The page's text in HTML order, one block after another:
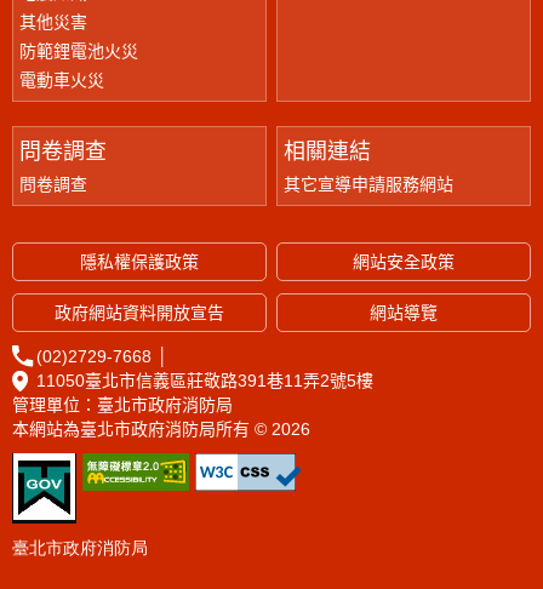
其他災害
防範鋰電池火災
電動車火災
問卷調查
問卷調查
相關連結
其它宣導申請服務網站
隱私權保護政策 網站安全政策
政府網站資料開放宣告 網站導覽
(02)2729-7668
11050臺北市信義區莊敬路391巷11弄2號5樓
管理單位：臺北市政府消防局
本網站為臺北市政府消防局所有 © 2026
臺北市政府消防局